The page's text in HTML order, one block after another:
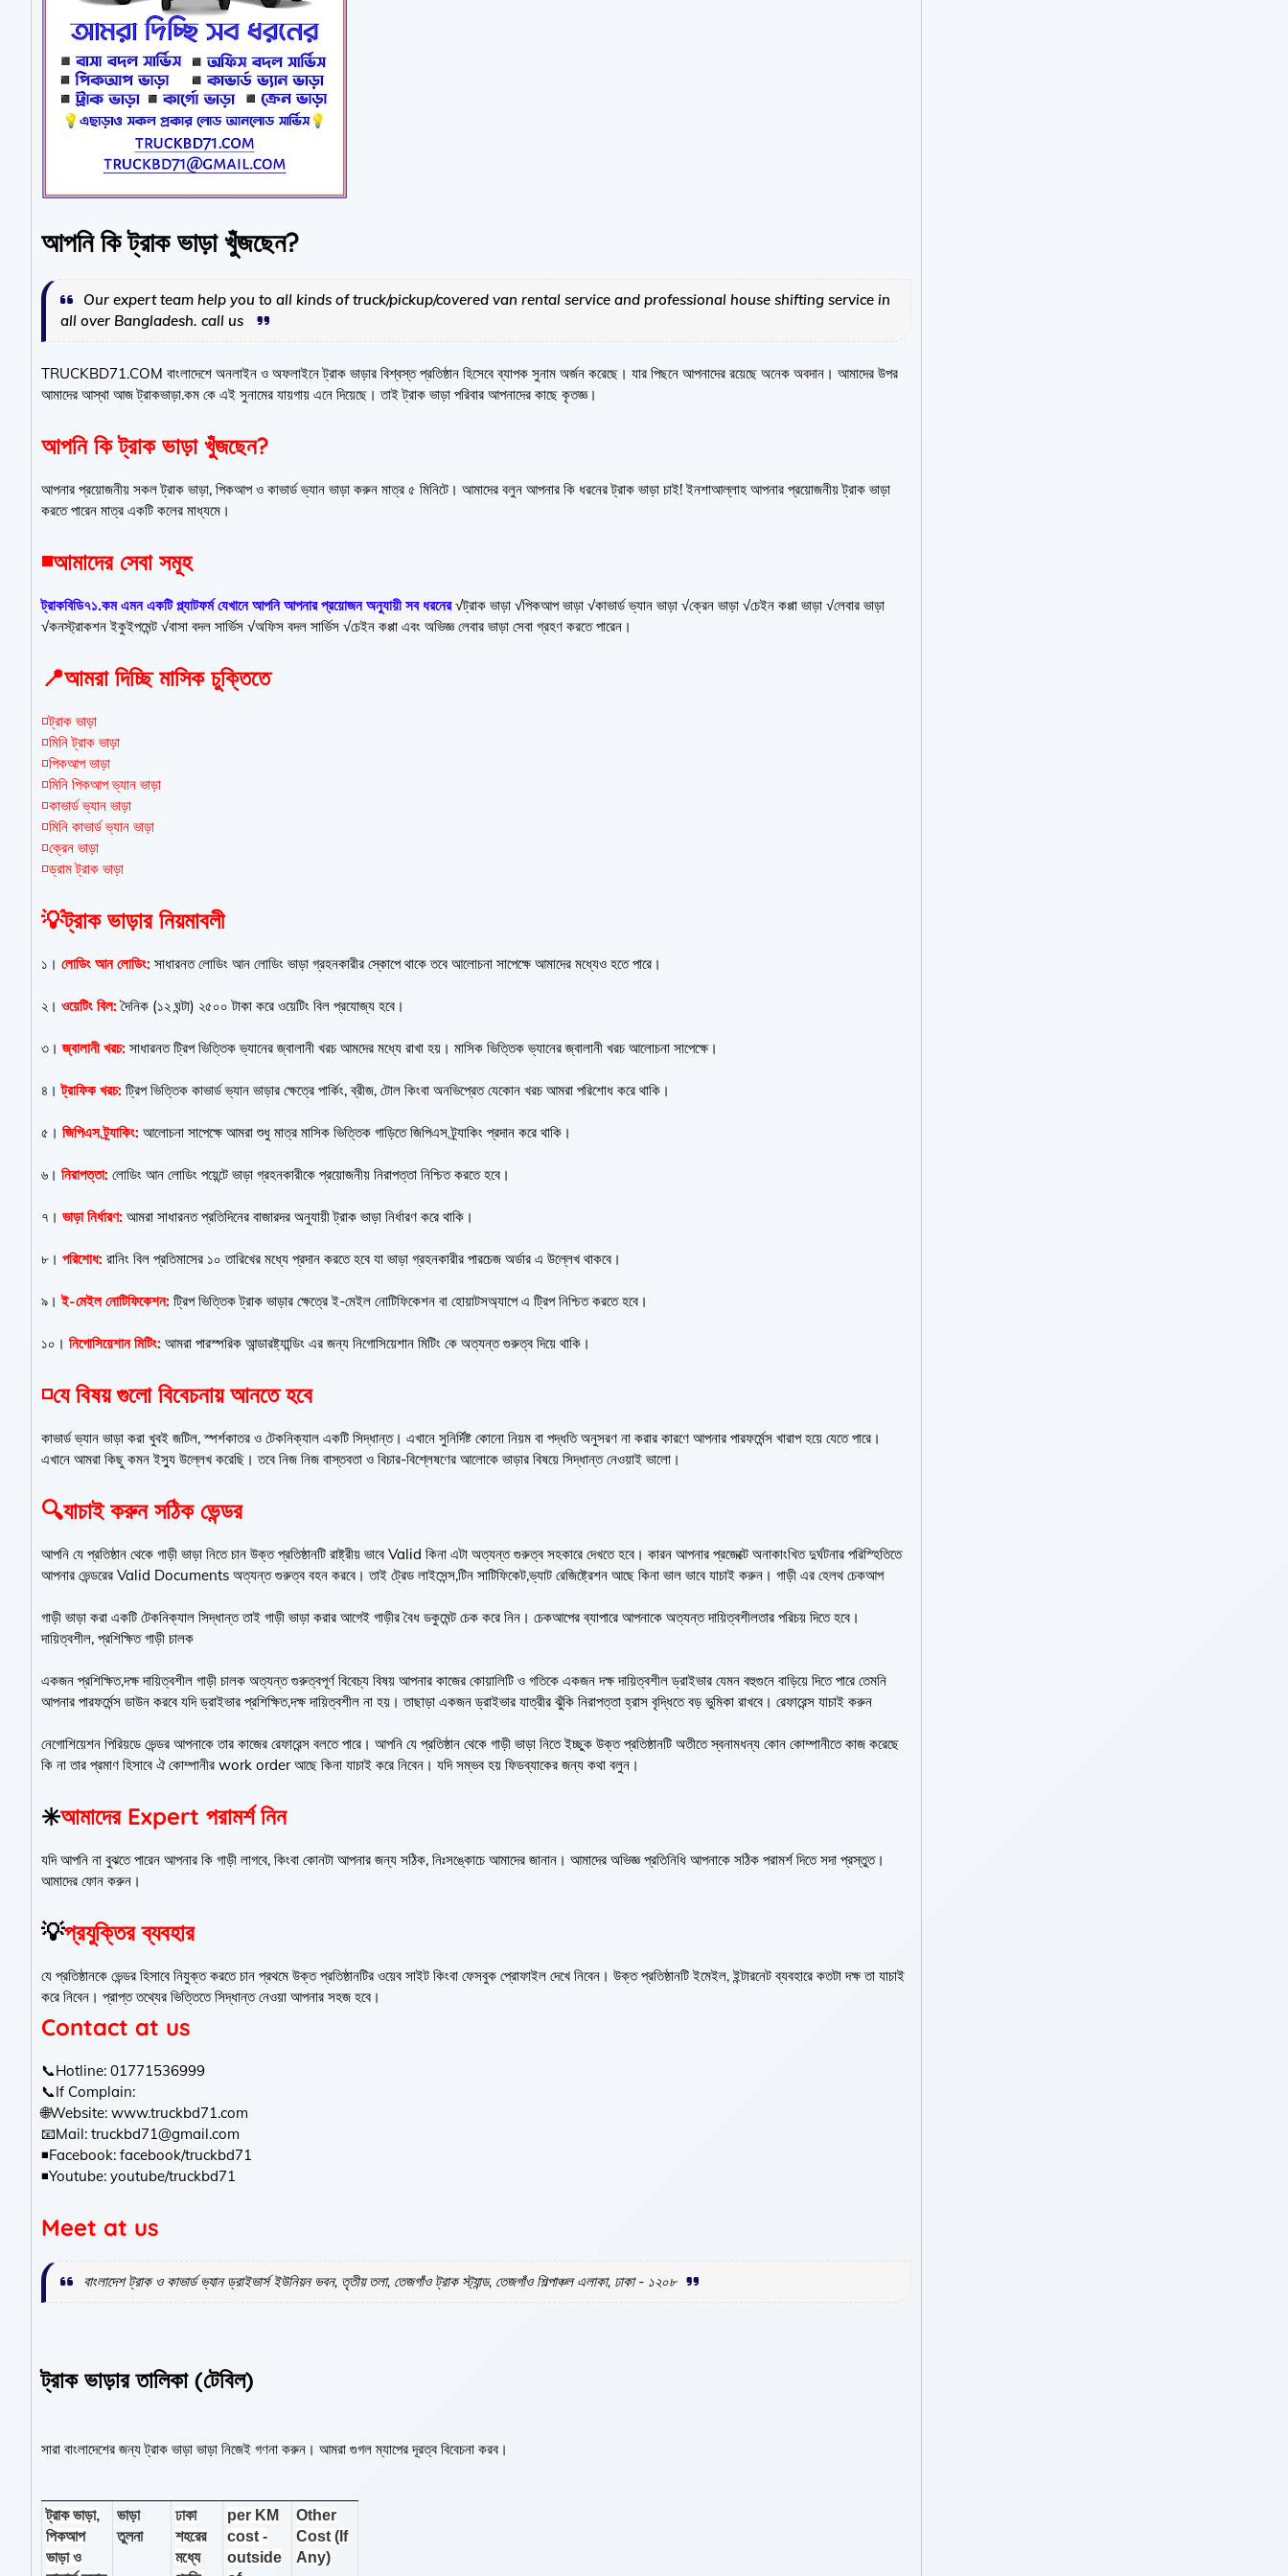
আপনি কি ট্রাক ভাড়া খুঁজছেন?
Our expert team help you to all kinds of truck/pickup/covered van rental service and professional house shifting service in
all over Bangladesh. call us
TRUCKBD71.COM বাংলাদেশে অনলাইন ও অফলাইনে ট্রাক ভাড়ার বিশ্বস্ত প্রতিষ্ঠান হিসেবে ব্যাপক সুনাম অর্জন করেছে। যার পিছনে আপনাদের রয়েছে অনেক অবদান। আমাদের উপর
আমাদের আস্থা আজ ট্রাকভাড়া.কম কে এই সুনামের যায়গায় এনে দিয়েছে। তাই ট্রাক ভাড়া পরিবার আপনাদের কাছে কৃতজ্ঞ।
আপনি কি ট্রাক ভাড়া খুঁজছেন?
আপনার প্রয়োজনীয় সকল ট্রাক ভাড়া, পিকআপ ও কাভার্ড ভ্যান ভাড়া করুন মাত্র ৫ মিনিটে। আমাদের বলুন আপনার কি ধরনের ট্রাক ভাড়া চাই! ইনশাআল্লাহ আপনার প্রয়োজনীয় ট্রাক ভাড়া
করতে পারেন মাত্র একটি কলের মাধ্যমে।
◾আমাদের সেবা সমূহ
ট্রাকবিডি৭১.কম এমন একটি প্ল্যাটফর্ম যেখানে আপনি আপনার প্রয়োজন অনুযায়ী সব ধরনের√ট্রাক ভাড়া √পিকআপ ভাড়া √কাভার্ড ভ্যান ভাড়া √ক্রেন ভাড়া √চেইন কপ্পা ভাড়া √লেবার ভাড়া
√কনস্ট্রাকশন ইকুইপমেন্ট √বাসা বদল সার্ভিস √অফিস বদল সার্ভিস √চেইন কপ্পা এবং অভিজ্ঞ লেবার ভাড়া সেবা গ্রহণ করতে পারেন।
📍আমরা দিচ্ছি মাসিক চুক্তিতে
◽ট্রাক ভাড়া
◽মিনি ট্রাক ভাড়া
◽পিকআপ ভাড়া
◽মিনি পিকআপ ভ্যান ভাড়া
◽কাভার্ড ভ্যান ভাড়া
◽মিনি কাভার্ড ভ্যান ভাড়া
◽ক্রেন ভাড়া
◽ড্রাম ট্রাক ভাড়া
💡ট্রাক ভাড়ার নিয়মাবলী
১। লোডিং আন লোডিং: সাধারনত লোডিং আন লোডিং ভাড়া গ্রহনকারীর স্কোপে থাকে তবে আলোচনা সাপেক্ষে আমাদের মধ্যেও হতে পারে।
২। ওয়েটিং বিল:দৈনিক (১২ ঘন্টা) ২৫০০ টাকা করে ওয়েটিং বিল প্রযোজ্য হবে।
৩।জ্বালানী খরচ: সাধারনত ট্রিপ ভিত্তিক ভ্যানের জ্বালানী খরচ আমদের মধ্যে রাখা হয়। মাসিক ভিত্তিক ভ্যানের জ্বালানী খরচ আলোচনা সাপেক্ষে।
৪।ট্রাফিক খরচ: ট্রিপ ভিত্তিক কাভার্ড ভ্যান ভাড়ার ক্ষেত্রে পার্কিং, ব্রীজ, টোল কিংবা অনভিপ্রেত যেকোন খরচ আমরা পরিশোধ করে থাকি।
৫। জিপিএস ট্র্যাকিং: আলোচনা সাপেক্ষে আমরা শুধু মাত্র মাসিক ভিত্তিক গাড়িতে জিপিএস ট্র্যাকিং প্রদান করে থাকি।
৬। নিরাপত্তা: লোডিং আন লোডিং পয়েন্টে ভাড়া গ্রহনকারীকে প্রয়োজনীয় নিরাপত্তা নিশ্চিত করতে হবে।
৭। ভাড়া নির্ধারণ: আমরা সাধারনত প্রতিদিনের বাজারদর অনুযায়ী ট্রাক ভাড়া নির্ধারণ করে থাকি।
৮। পরিশোধ: রানিং বিল প্রতিমাসের ১০ তারিখের মধ্যে প্রদান করতে হবে যা ভাড়া গ্রহনকারীর পারচেজ অর্ডার এ উল্লেখ থাকবে।
৯।ই-মেইল নোটিফিকেশন: ট্রিপ ভিত্তিক ট্রাক ভাড়ার ক্ষেত্রে ই-মেইল নোটিফিকেশন বা হোয়াটসঅ্যাপে এ ট্রিপ নিশ্চিত করতে হবে।
১০। নিগোসিয়েশান মিটিং: আমরা পারস্পরিক আন্ডারষ্ট্যান্ডিং এর জন্য নিগোসিয়েশান মিটিং কে অত্যন্ত গুরুত্ব দিয়ে থাকি।
◽যে বিষয় গুলো বিবেচনায় আনতে হবে
কাভার্ড ভ্যান ভাড়া করা খুবই জটিল, স্পর্শকাতর ও টেকনিক্যাল একটি সিদ্ধান্ত। এখানে সুনির্দিষ্ট কোনো নিয়ম বা পদ্ধতি অনুসরণ না করার কারণে আপনার পারফর্মেন্স খারাপ হয়ে যেতে পারে।
এখানে আমরা কিছু কমন ইস্যু উল্লেখ করেছি। তবে নিজ নিজ বাস্তবতা ও বিচার-বিশ্লেষণের আলোকে ভাড়ার বিষয়ে সিদ্ধান্ত নেওয়াই ভালো।
🔍যাচাই করুন সঠিক ভেন্ডর
আপনি যে প্রতিষ্ঠান থেকে গাড়ী ভাড়া নিতে চান উক্ত প্রতিষ্ঠানটি রাষ্ট্রীয় ভাবে Valid কিনা এটা অত্যন্ত গুরুত্ব সহকারে দেখতে হবে। কারন আপনার প্রজেক্টে অনাকাংখিত দুর্ঘটনার পরিস্হিতিতে
আপনার ভেন্ডরের Valid Documents অত্যন্ত গুরুত্ব বহন করবে। তাই ট্রেড লাইসেন্স,টিন সাটিফিকেট,ভ্যাট রেজিষ্ট্রেশন আছে কিনা ভাল ভাবে যাচাই করুন। গাড়ী এর হেলথ চেকআপ
গাড়ী ভাড়া করা একটি টেকনিক্যাল সিদ্ধান্ত তাই গাড়ী ভাড়া করার আগেই গাড়ীর বৈধ ডকুমেন্ট চেক করে নিন। চেকআপের ব্যাপারে আপনাকে অত্যন্ত দায়িত্বশীলতার পরিচয় দিতে হবে।
দায়িত্বশীল, প্রশিক্ষিত গাড়ী চালক
একজন প্রশিক্ষিত,দক্ষ দায়িত্বশীল গাড়ী চালক অত্যন্ত গুরুত্বপূর্ণ বিবেচ্য বিষয় আপনার কাজের কোয়ালিটি ও গতিকে একজন দক্ষ দায়িত্বশীল ড্রাইভার যেমন বহুগুনে বাড়িয়ে দিতে পারে তেমনি
আপনার পারফর্মেন্স ডাউন করবে যদি ড্রাইভার প্রশিক্ষিত,দক্ষ দায়িত্বশীল না হয়। তাছাড়া একজন ড্রাইভার যাত্রীর ঝুঁকি নিরাপত্তা হ্রাস বৃদ্ধিতে বড় ভুমিকা রাখবে। রেফারেন্স যাচাই করুন
নেগোশিয়েশন পিরিয়ডে ভেন্ডর আপনাকে তার কাজের রেফারেন্স বলতে পারে। আপনি যে প্রতিষ্ঠান থেকে গাড়ী ভাড়া নিতে ইচ্ছুক উক্ত প্রতিষ্ঠানটি অতীতে স্বনামধন্য কোন কোম্পানীতে কাজ করেছে
কি না তার প্রমাণ হিসাবে ঐ কোম্পানীর work order আছে কিনা যাচাই করে নিবেন। যদি সম্ভব হয় ফিডব্যাকের জন্য কথা বলুন।
✳️আমাদের Expert পরামর্শ নিন
যদি আপনি না বুঝতে পারেন আপনার কি গাড়ী লাগবে, কিংবা কোনটা আপনার জন্য সঠিক, নিঃসঙ্কোচে আমাদের জানান। আমাদের অভিজ্ঞ প্রতিনিধি আপনাকে সঠিক পরামর্শ দিতে সদা প্রস্তুত।
আমাদের ফোন করুন।
💡প্রযুক্তির ব্যবহার
যে প্রতিষ্ঠানকে ভেন্ডর হিসাবে নিযুক্ত করতে চান প্রথমে উক্ত প্রতিষ্ঠানটির ওয়েব সাইট কিংবা ফেসবুক প্রোফাইল দেখে নিবেন। উক্ত প্রতিষ্ঠানটি ইমেইল, ইন্টারনেট ব্যবহারে কতটা দক্ষ তা যাচাই
করে নিবেন। প্রাপ্ত তথ্যের ভিত্তিতে সিদ্ধান্ত নেওয়া আপনার সহজ হবে।
Contact at us
📞Hotline: 01771536999
📞If Complain:
🌐Website: www.truckbd71.com
📧Mail: truckbd71@gmail.com
◾Facebook: facebook/truckbd71
◾Youtube: youtube/truckbd71
Meet at us
বাংলাদেশ ট্রাক ও কাভার্ড ভ্যান ড্রাইভার্স ইউনিয়ন ভবন, তৃতীয় তলা, তেজগাঁও ট্রাক স্ট্যান্ড, তেজগাঁও শিল্পাঞ্চল এলাকা, ঢাকা - ১২০৮
ট্রাক ভাড়ার তালিকা (টেবিল)
সারা বাংলাদেশের জন্য ট্রাক ভাড়া ভাড়া নিজেই গণনা করুন। আমরা গুগল ম্যাপের দূরত্ব বিবেচনা করব।
ট্রাক ভাড়া,
পিকআপ
ভাড়া ও
ভাড়া
তুলনা
ঢাকা
শহরের
মধ্যে
per KM
cost -
outside
Other
Cost (If
Any)